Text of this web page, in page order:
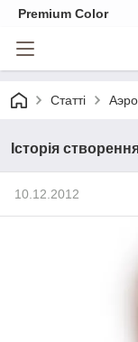
Premium Color
Статті
Історія
10.12.2012